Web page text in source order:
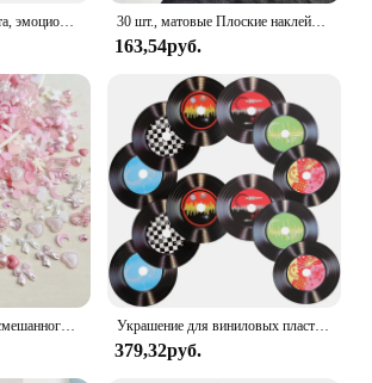
Забавная ручная работа, эмоциональная поддержка, кукла, подарок, вязаная крючком, поощрительная игрушка, украшение для парня, мужа, украшение комнаты 30 шт., матовые Плоские наклейки для ногтей
163,54руб.
Украшение для виниловых пластинок, винтажные настенные Декорации для магазина, диско, поддельные украшения для музыки
379,32руб.